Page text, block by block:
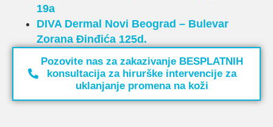
19a
DIVA Dermal Novi Beograd – Bulevar
Zorana Đinđića 125d.
Pozovite nas za zakazivanje BESPLATNIH
konsultacija za hirurške intervencije za
uklanjanje promena na koži